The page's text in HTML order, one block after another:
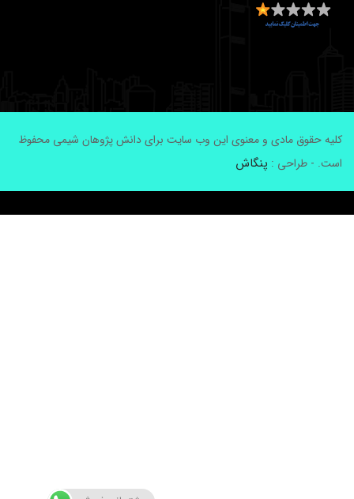
حقوق مادی و معنوی این وب سایت برای دانش پژوهان شیمی محفوظ
- طراحی :پنگاش